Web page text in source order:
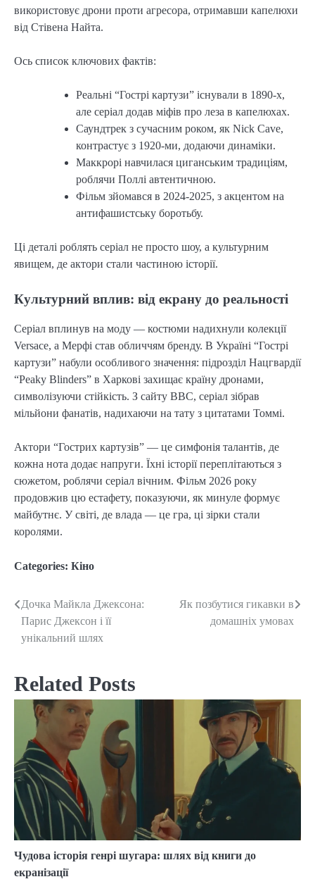
використовує дрони проти агресора, отримавши капелюхи
від Стівена Найта.
Ось список ключових фактів:
Реальні “Гострі картузи” існували в 1890-х,
але серіал додав міфів про леза в капелюхах.
Саундтрек з сучасним роком, як Nick Cave,
контрастує з 1920-ми, додаючи динаміки.
Маккрорі навчилася циганським традиціям,
роблячи Поллі автентичною.
Фільм зйомався в 2024-2025, з акцентом на
антифашистську боротьбу.
Ці деталі роблять серіал не просто шоу, а культурним
явищем, де актори стали частиною історії.
Культурний вплив: від екрану до реальності
Серіал вплинув на моду — костюми надихнули колекції
Versace, а Мерфі став обличчям бренду. В Україні “Гострі
картузи” набули особливого значення: підрозділ Нацгвардії
“Peaky Blinders” в Харкові захищає країну дронами,
символізуючи стійкість. З сайту BBC, серіал зібрав
мільйони фанатів, надихаючи на тату з цитатами Томмі.
Актори “Гострих картузів” — це симфонія талантів, де
кожна нота додає напруги. Їхні історії переплітаються з
сюжетом, роблячи серіал вічним. Фільм 2026 року
продовжив цю естафету, показуючи, як минуле формує
майбутнє. У світі, де влада — це гра, ці зірки стали
королями.
Categories: Кіно
Post
navigation
Дочка Майкла Джексона:
Парис Джексон і її
унікальний шлях
Як позбутися гикавки в
домашніх умовах
Related Posts
Чудова історія генрі шугара: шлях від книги до
екранізації